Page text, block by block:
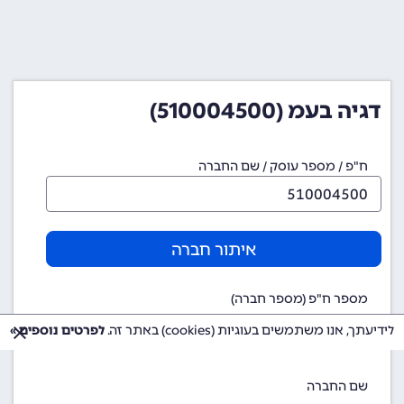
דגיה בעמ (510004500)
ח"פ / מספר עוסק / שם החברה
איתור חברה
מספר ח"פ (מספר חברה)
510004500
שם החברה
לידיעתך, אנו משתמשים בעוגיות (cookies) באתר זה. לפרטים נוספים »